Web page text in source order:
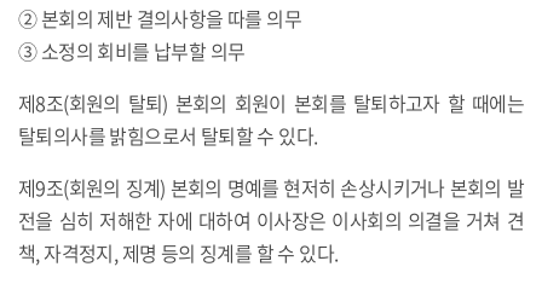
② 본회의 제반 결의사항을 따를 의무
③ 소정의 회비를 납부할 의무
제8조(회원의 탈퇴) 본회의 회원이 본회를 탈퇴하고자 할 때에는
탈퇴의사를 밝힘으로서 탈퇴할 수 있다.
제9조(회원의 징계) 본회의 명예를 현저히 손상시키거나 본회의 발
전을 심히 저해한 자에 대하여 이사장은 이사회의 의결을 거쳐 견
책, 자격정지, 제명 등의 징계를 할 수 있다.